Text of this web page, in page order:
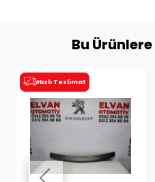
Bu Ürünlere
Hızlı Teslimat